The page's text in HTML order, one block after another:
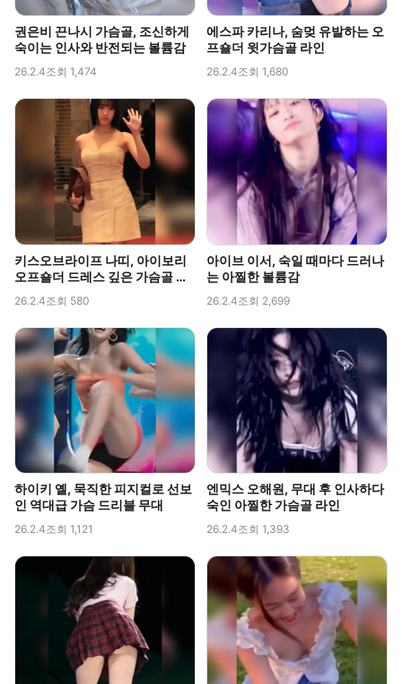
권은비 끈나시 가슴골, 조신하게
숙이는 인사와 반전되는 볼륨감
26.2.4조회 1,474
에스파 카리나, 숨멎 유발하는 오
프숄더 윗가슴골 라인
26.2.4조회 1,680
키스오브라이프 나띠, 아이보리
오프숄더 드레스 깊은 가슴골 라
26.2.4조회 580
아이브 이서, 숙일 때마다 드러나
는 아찔한 볼륨감
26.2.4조회 2,699
하이키 옐, 묵직한 피지컬로 선보
인 역대급 가슴 드리블 무대
26.2.4조회 1,121
엔믹스 오해원, 무대 후 인사하다
숙인 아찔한 가슴골 라인
26.2.4조회 1,393